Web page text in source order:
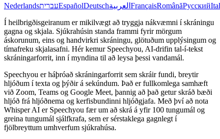
NederlandsעבריתEspañolDeutschالعربية FrançaisRomânăРусский
Í heilbrigðisgeiranum er mikilvægt að tryggja nákvæmni í skráningu
gagna og skjala. Sjúkrahúsin standa frammi fyrir mörgum
áskorunum, eins og handvirkri skráningu, glötuðum upplýsingum og
tímafreku skjalasafni. Hér kemur Speechyou, AI-drifin tal-í-tekst
skráningarforrit, inn í myndina til að leysa þessi vandamál.
Speechyou er háþróað skráningarforrit sem skráir fundi, breytir
hljóðum í texta og þýðir á sekúndum. Það er fullkomlega samhæft
við Zoom, Teams og Google Meet, þannig að það getur skráð bæði
hljóð frá hljóðnema og kerfisbundinni hljóðgjafa. Með því að nota
Whisper AI er Speechyou fær um að skrá á yfir 100 tungumál og
greina tungumál sjálfkrafa, sem er sérstaklega gagnlegt í
fjölbreyttum umhverfum sjúkrahúsa.